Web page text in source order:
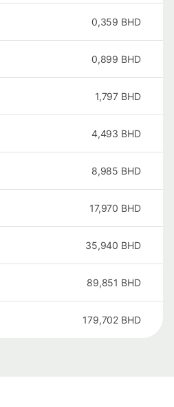
0,359 BHD
0,899 BHD
1,797 BHD
4,493 BHD
8,985 BHD
17,970 BHD
35,940 BHD
89,851 BHD
179,702 BHD